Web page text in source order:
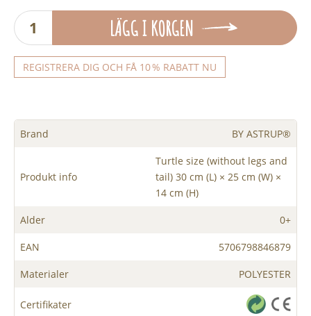
LÄGG I KORGEN
REGISTRERA DIG OCH FÅ 10 % RABATT NU
Brand BY ASTRUP®
Produkt info
Turtle size (without legs and
tail) 30 cm (L) × 25 cm (W) ×
14 cm (H)
Alder 0+
EAN 5706798846879
Materialer POLYESTER
Certifikater